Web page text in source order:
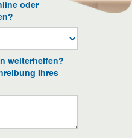
oder
weiterhelfen?
Ihres